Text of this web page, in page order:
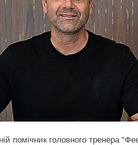
помічник головного тренера